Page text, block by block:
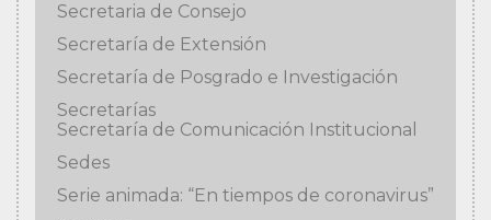
Secretaria de Consejo
Secretaría de Extensión
Secretaría de Posgrado e Investigación
Secretarías
Secretaría de Comunicación Institucional
Sedes
Serie animada: “En tiempos de coronavirus”